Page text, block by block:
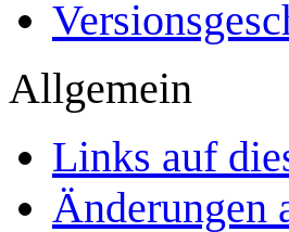
Allgemein
Links auf
Änderungen